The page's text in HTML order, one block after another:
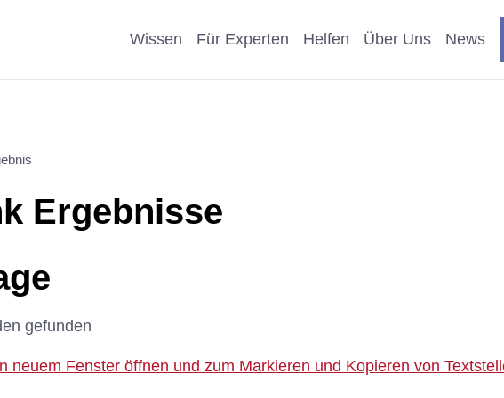
Wissen
Wissenschaftliche Argumente
Für Experten Helfen
Als Förderer/Förderin
spenden
Über Uns News
Ergebnisse
gefunden
neuem Fenster öffnen und zum Markieren und Kopieren von